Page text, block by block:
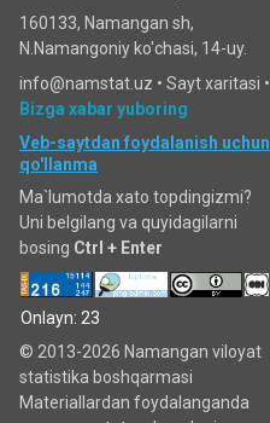
160133, Namangan sh,
N.Namangoniy ko'chasi, 14-uy.
info@namstat.uz • Sayt xaritasi •
Bizga xabar yuboring
Veb-saytdan foydalanish uchun
qo'llanma
Ma`lumotda xato topdingizmi?
Uni belgilang va quyidagilarni
bosing Ctrl + Enter
Onlayn: 23
© 2013-2026 Namangan viloyat
statistika boshqarmasi
Materiallardan foydalanganda